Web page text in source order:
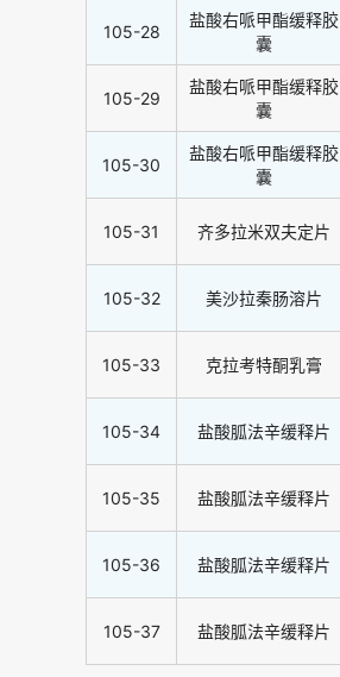
105-28
盐酸右哌甲酯缓释胶
囊
105-29
盐酸右哌甲酯缓释胶
囊
105-30
盐酸右哌甲酯缓释胶
囊
105-31 齐多拉米双夫定片
105-32 美沙拉秦肠溶片
105-33 克拉考特酮乳膏
105-34 盐酸胍法辛缓释片
105-35 盐酸胍法辛缓释片
105-36 盐酸胍法辛缓释片
105-37 盐酸胍法辛缓释片